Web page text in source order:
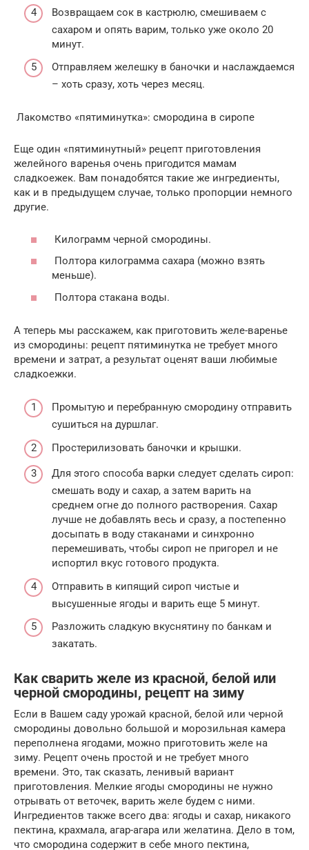
Возвращаем сок в кастрюлю, смешиваем с
сахаром и опять варим, только уже около 20
минут.
Отправляем желешку в баночки и наслаждаемся
– хоть сразу, хоть через месяц.
Лакомство «пятиминутка»: смородина в сиропе
Еще один «пятиминутный» рецепт приготовления
желейного варенья очень пригодится мамам
сладкоежек. Вам понадобятся такие же ингредиенты,
как и в предыдущем случае, только пропорции немного
другие.
Килограмм черной смородины.
Полтора килограмма сахара (можно взять
меньше).
Полтора стакана воды.
А теперь мы расскажем, как приготовить желе-варенье
из смородины: рецепт пятиминутка не требует много
времени и затрат, а результат оценят ваши любимые
сладкоежки.
Промытую и перебранную смородину отправить
сушиться на дуршлаг.
Простерилизовать баночки и крышки.
Для этого способа варки следует сделать сироп:
смешать воду и сахар, а затем варить на
среднем огне до полного растворения. Сахар
лучше не добавлять весь и сразу, а постепенно
досыпать в воду стаканами и синхронно
перемешивать, чтобы сироп не пригорел и не
испортил вкус готового продукта.
Отправить в кипящий сироп чистые и
высушенные ягоды и варить еще 5 минут.
Разложить сладкую вкуснятину по банкам и
закатать.
Как сварить желе из красной, белой или
черной смородины, рецепт на зиму
Если в Вашем саду урожай красной, белой или черной
смородины довольно большой и морозильная камера
переполнена ягодами, можно приготовить желе на
зиму. Рецепт очень простой и не требует много
времени. Это, так сказать, ленивый вариант
приготовления. Мелкие ягоды смородины не нужно
отрывать от веточек, варить желе будем с ними.
Ингредиентов также всего два: ягоды и сахар, никакого
пектина, крахмала, агар-агара или желатина. Дело в том,
что смородина содержит в себе много пектина,